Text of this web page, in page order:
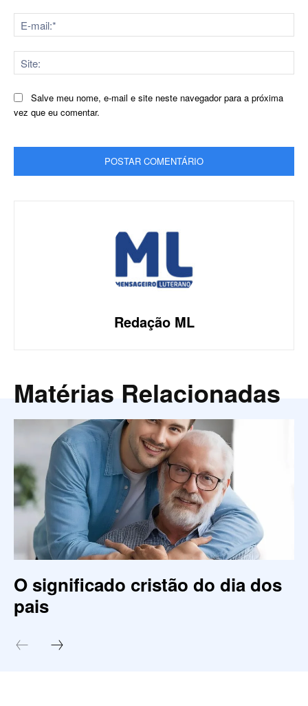
Salve meu nome, e-mail e site neste navegador para a próxima
vez que eu comentar.
Redação ML
Matérias Relacionadas
O significado cristão do dia dos
pais